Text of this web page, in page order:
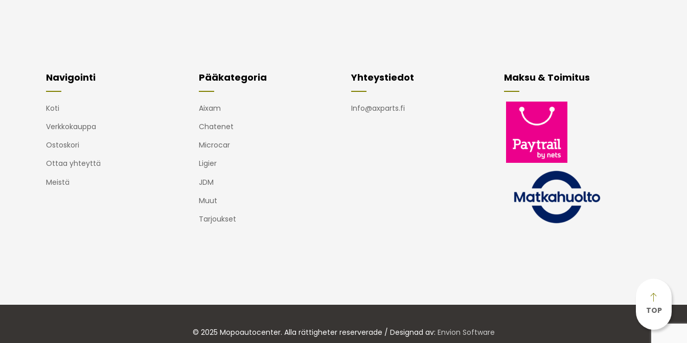
Navigointi
Koti
Verkkokauppa
Ostoskori
Ottaa yhteyttä
Meistä
Pääkategoria
Aixam
Chatenet
Microcar
Ligier
JDM
Muut
Tarjoukset
Yhteystiedot
Info@axparts.fi
Maksu & Toimitus
TOP
© 2025 Mopoautocenter. Alla rättigheter reserverade / Designad av: Envion Software